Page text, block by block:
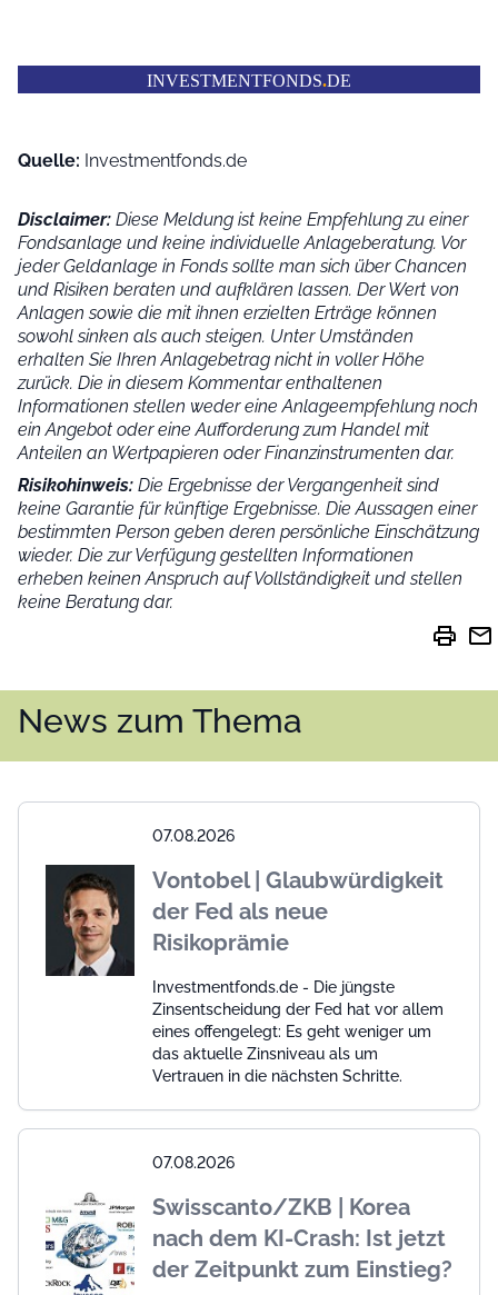
INVESTMENTFONDS.DE
Quelle: Investmentfonds.de
Disclaimer: Diese Meldung ist keine Empfehlung zu einer
Fondsanlage und keine individuelle Anlageberatung. Vor
jeder Geldanlage in Fonds sollte man sich über Chancen
und Risiken beraten und aufklären lassen. Der Wert von
Anlagen sowie die mit ihnen erzielten Erträge können
sowohl sinken als auch steigen. Unter Umständen
erhalten Sie Ihren Anlagebetrag nicht in voller Höhe
zurück. Die in diesem Kommentar enthaltenen
Informationen stellen weder eine Anlageempfehlung noch
ein Angebot oder eine Aufforderung zum Handel mit
Anteilen an Wertpapieren oder Finanzinstrumenten dar.
Risikohinweis: Die Ergebnisse der Vergangenheit sind
keine Garantie für künftige Ergebnisse. Die Aussagen einer
bestimmten Person geben deren persönliche Einschätzung
wieder. Die zur Verfügung gestellten Informationen
erheben keinen Anspruch auf Vollständigkeit und stellen
keine Beratung dar.
print mail
News zum Thema
07.08.2026
Vontobel | Glaubwürdigkeit
der Fed als neue
Risikoprämie
Investmentfonds.de - Die jüngste
Zinsentscheidung der Fed hat vor allem
eines offengelegt: Es geht weniger um
das aktuelle Zinsniveau als um
Vertrauen in die nächsten Schritte.
07.08.2026
Swisscanto/ZKB | Korea
nach dem KI-Crash: Ist jetzt
der Zeitpunkt zum Einstieg?